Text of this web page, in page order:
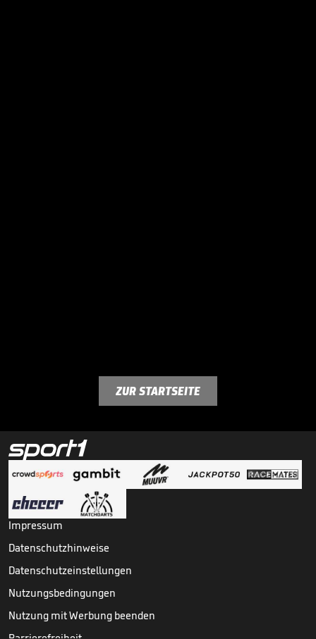
ZUR STARTSEITE
Impressum
Datenschutzhinweise
Datenschutzeinstellungen
Nutzungsbedingungen
Nutzung mit Werbung beenden